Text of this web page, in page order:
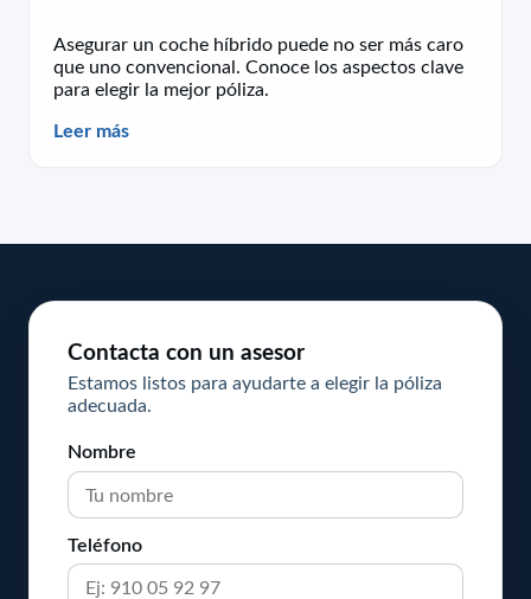
Asegurar un coche híbrido puede no ser más caro
que uno convencional. Conoce los aspectos clave
para elegir la mejor póliza.
Leer más
Contacta con un asesor
Estamos listos para ayudarte a elegir la póliza
adecuada.
Nombre
Teléfono